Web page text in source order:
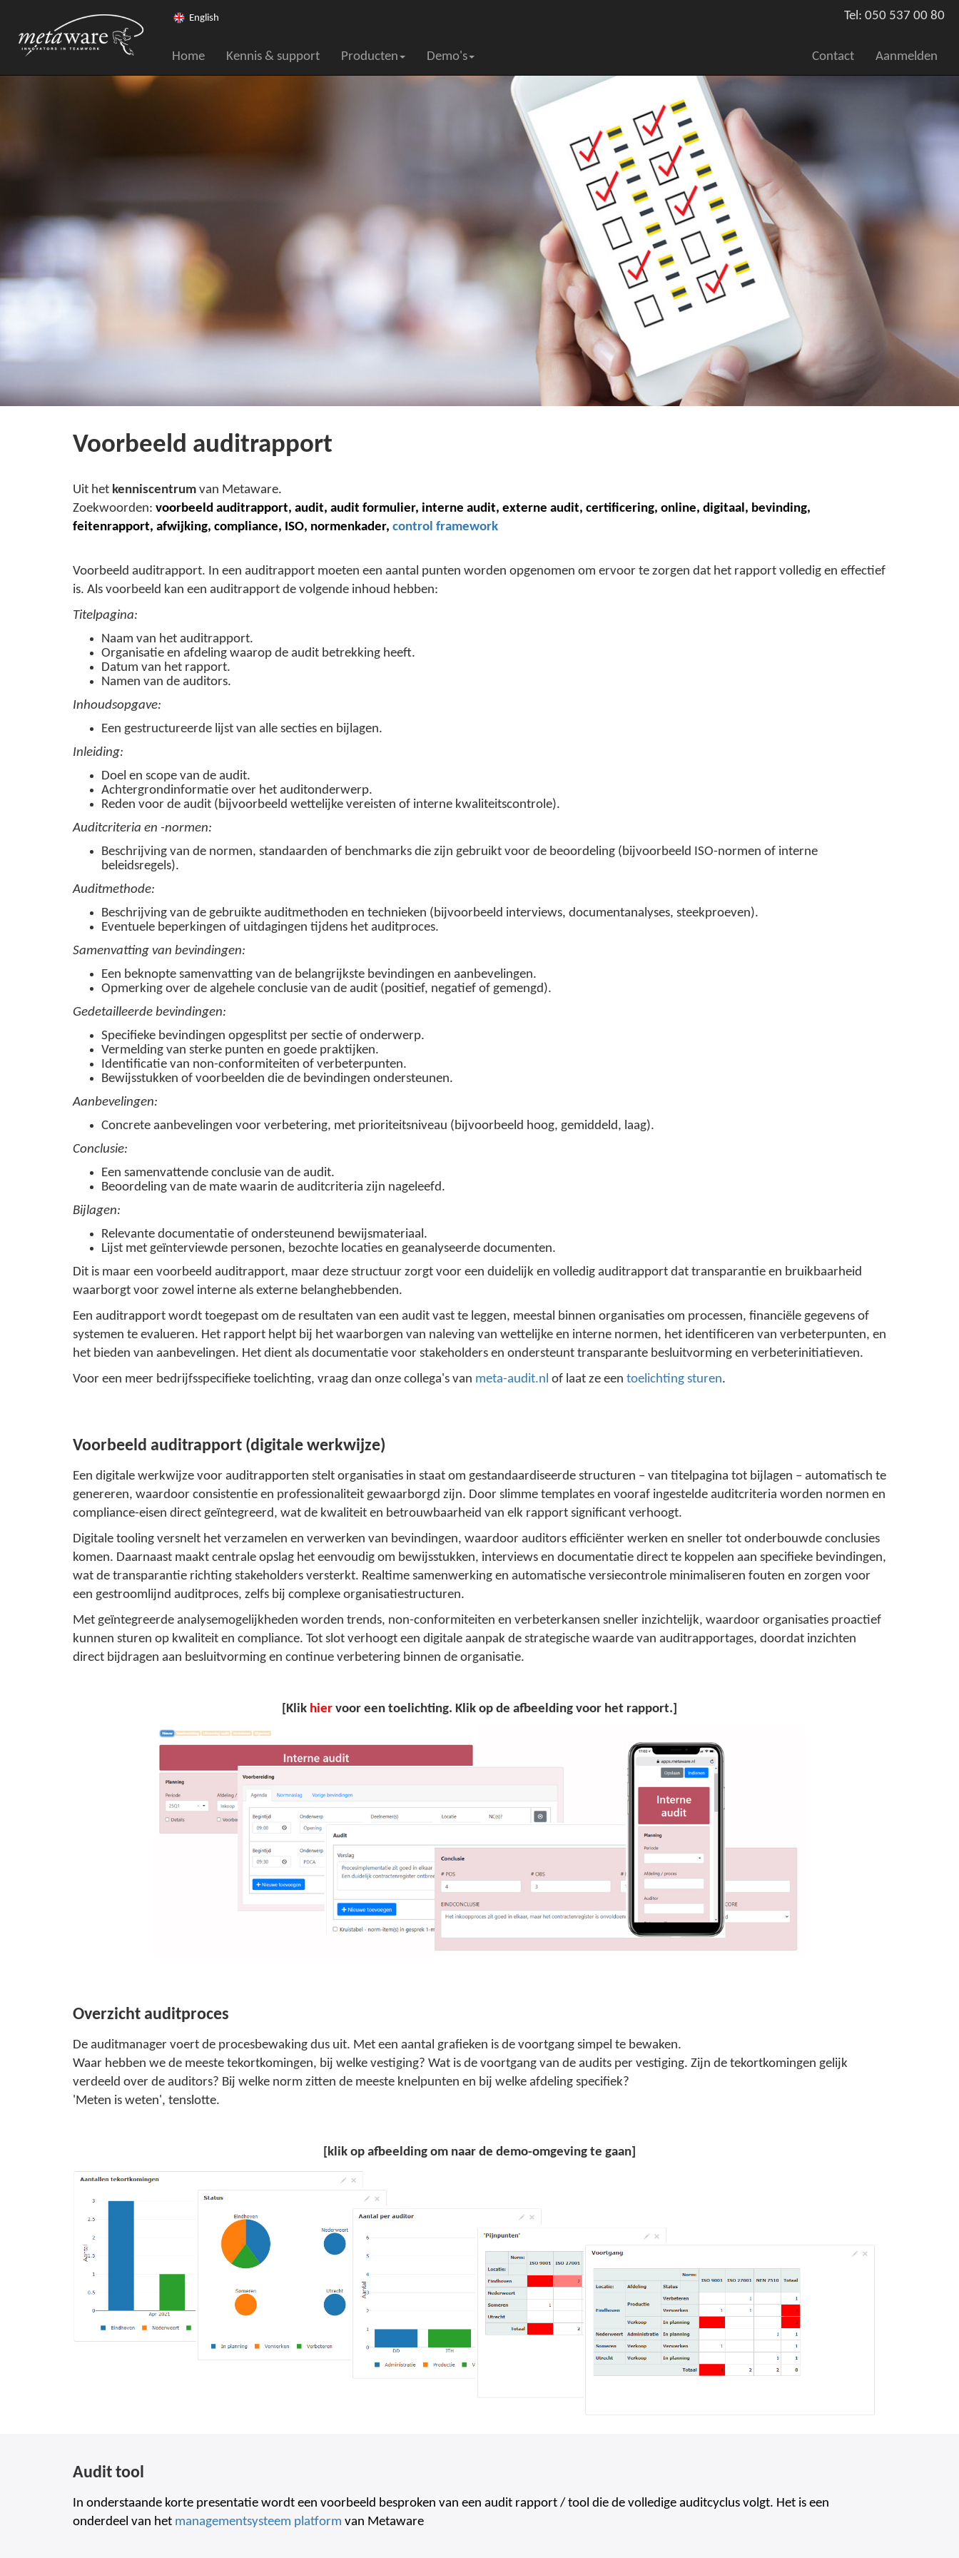
English Tel: 050 537 00 80
Home Kennis & support Producten Demo's Contact Aanmelden
Voorbeeld auditrapport
Uit het kenniscentrum van Metaware.
Zoekwoorden: voorbeeld auditrapport, audit, audit formulier, interne audit, externe audit, certificering, online, digitaal, bevinding,
feitenrapport, afwijking, compliance, ISO, normenkader, control framework
Voorbeeld auditrapport. In een auditrapport moeten een aantal punten worden opgenomen om ervoor te zorgen dat het rapport volledig en effectief
is. Als voorbeeld kan een auditrapport de volgende inhoud hebben:
Titelpagina:
Naam van het auditrapport.
Organisatie en afdeling waarop de audit betrekking heeft.
Datum van het rapport.
Namen van de auditors.
Inhoudsopgave:
Een gestructureerde lijst van alle secties en bijlagen.
Inleiding:
Doel en scope van de audit.
Achtergrondinformatie over het auditonderwerp.
Reden voor de audit (bijvoorbeeld wettelijke vereisten of interne kwaliteitscontrole).
Auditcriteria en -normen:
Beschrijving van de normen, standaarden of benchmarks die zijn gebruikt voor de beoordeling (bijvoorbeeld ISO-normen of interne
beleidsregels).
Auditmethode:
Beschrijving van de gebruikte auditmethoden en technieken (bijvoorbeeld interviews, documentanalyses, steekproeven).
Eventuele beperkingen of uitdagingen tijdens het auditproces.
Samenvatting van bevindingen:
Een beknopte samenvatting van de belangrijkste bevindingen en aanbevelingen.
Opmerking over de algehele conclusie van de audit (positief, negatief of gemengd).
Gedetailleerde bevindingen:
Specifieke bevindingen opgesplitst per sectie of onderwerp.
Vermelding van sterke punten en goede praktijken.
Identificatie van non-conformiteiten of verbeterpunten.
Bewijsstukken of voorbeelden die de bevindingen ondersteunen.
Aanbevelingen:
Concrete aanbevelingen voor verbetering, met prioriteitsniveau (bijvoorbeeld hoog, gemiddeld, laag).
Conclusie:
Een samenvattende conclusie van de audit.
Beoordeling van de mate waarin de auditcriteria zijn nageleefd.
Bijlagen:
Relevante documentatie of ondersteunend bewijsmateriaal.
Lijst met geïnterviewde personen, bezochte locaties en geanalyseerde documenten.
Dit is maar een voorbeeld auditrapport, maar deze structuur zorgt voor een duidelijk en volledig auditrapport dat transparantie en bruikbaarheid
waarborgt voor zowel interne als externe belanghebbenden.
Een auditrapport wordt toegepast om de resultaten van een audit vast te leggen, meestal binnen organisaties om processen, financiële gegevens of
systemen te evalueren. Het rapport helpt bij het waarborgen van naleving van wettelijke en interne normen, het identificeren van verbeterpunten, en
het bieden van aanbevelingen. Het dient als documentatie voor stakeholders en ondersteunt transparante besluitvorming en verbeterinitiatieven.
Voor een meer bedrijfsspecifieke toelichting, vraag dan onze collega's van meta-audit.nl of laat ze een toelichting sturen.
Voorbeeld auditrapport (digitale werkwijze)
Een digitale werkwijze voor auditrapporten stelt organisaties in staat om gestandaardiseerde structuren – van titelpagina tot bijlagen – automatisch te
genereren, waardoor consistentie en professionaliteit gewaarborgd zijn. Door slimme templates en vooraf ingestelde auditcriteria worden normen en
compliance-eisen direct geïntegreerd, wat de kwaliteit en betrouwbaarheid van elk rapport significant verhoogt.
Digitale tooling versnelt het verzamelen en verwerken van bevindingen, waardoor auditors efficiënter werken en sneller tot onderbouwde conclusies
komen. Daarnaast maakt centrale opslag het eenvoudig om bewijsstukken, interviews en documentatie direct te koppelen aan specifieke bevindingen,
wat de transparantie richting stakeholders versterkt. Realtime samenwerking en automatische versiecontrole minimaliseren fouten en zorgen voor
een gestroomlijnd auditproces, zelfs bij complexe organisatiestructuren.
Met geïntegreerde analysemogelijkheden worden trends, non-conformiteiten en verbeterkansen sneller inzichtelijk, waardoor organisaties proactief
kunnen sturen op kwaliteit en compliance. Tot slot verhoogt een digitale aanpak de strategische waarde van auditrapportages, doordat inzichten
direct bijdragen aan besluitvorming en continue verbetering binnen de organisatie.
[Klik hier voor een toelichting. Klik op de afbeelding voor het rapport.]
Overzicht auditproces
De auditmanager voert de procesbewaking dus uit. Met een aantal grafieken is de voortgang simpel te bewaken.
Waar hebben we de meeste tekortkomingen, bij welke vestiging? Wat is de voortgang van de audits per vestiging. Zijn de tekortkomingen gelijk
verdeeld over de auditors? Bij welke norm zitten de meeste knelpunten en bij welke afdeling specifiek?
'Meten is weten', tenslotte.
[klik op afbeelding om naar de demo-omgeving te gaan]
Audit tool
In onderstaande korte presentatie wordt een voorbeeld besproken van een audit rapport / tool die de volledige auditcyclus volgt. Het is een
onderdeel van het managementsysteem platform van Metaware